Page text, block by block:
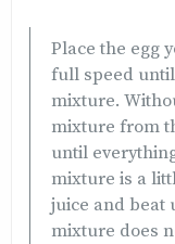
Place the egg
full speed
mixture.
mixture from
until
mixture is a
juice and beat
mixture does